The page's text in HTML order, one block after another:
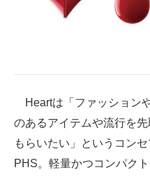
AI活用のいまが分かる
マーケ×ITの今がよく分かる
ITエンジニア向け専門サイト
企業向けIT製品の総合サイト
Heartは「ファッション
のあるアイテムや流行を
もらいたい」というコン
PHS。軽量かつコンパク